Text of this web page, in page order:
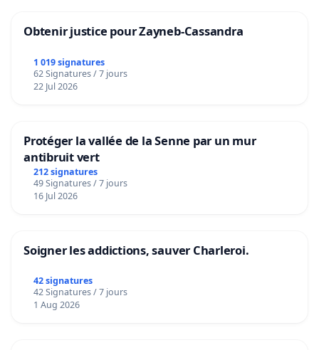
Obtenir justice pour Zayneb-Cassandra
1 019 signatures
62 Signatures / 7 jours
22 Jul 2026
Protéger la vallée de la Senne par un mur
antibruit vert
212 signatures
49 Signatures / 7 jours
16 Jul 2026
Soigner les addictions, sauver Charleroi.
42 signatures
42 Signatures / 7 jours
1 Aug 2026